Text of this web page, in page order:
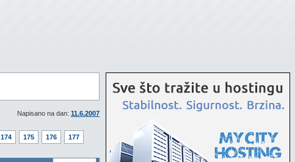
Napisano na dan: 11.6.2007
174 175 176
177